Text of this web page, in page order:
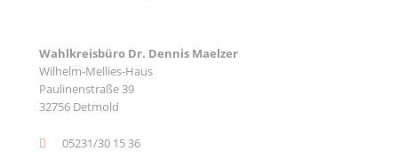
Wahlkreisbüro Dr. Dennis Maelzer
Wilhelm-Mellies-Haus
Paulinenstraße 39
32756 Detmold
05231/30 15 36